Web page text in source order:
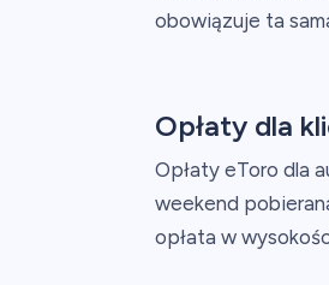
obowiązuje ta
Opłaty dla
Opłaty eToro dla
weekend
opłata w